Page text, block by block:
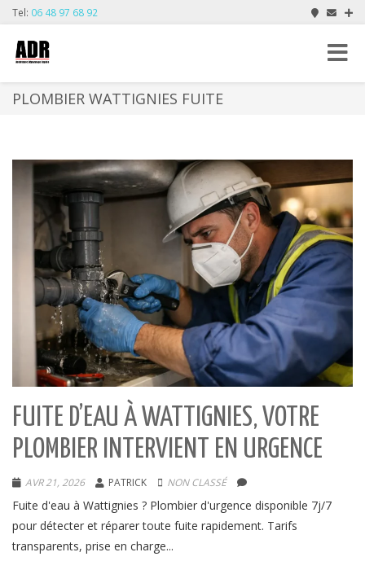
Tel: 06 48 97 68 92
Toggle
PLOMBIER WATTIGNIES FUITE
FUITE D’EAU À WATTIGNIES, VOTRE
PLOMBIER INTERVIENT EN URGENCE
AVR 21, 2026 PATRICK NON CLASSÉ
Fuite d'eau à Wattignies ? Plombier d'urgence disponible 7j/7
pour détecter et réparer toute fuite rapidement. Tarifs
transparents, prise en charge...